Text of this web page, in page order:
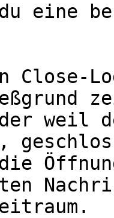
eine
Close-
weil